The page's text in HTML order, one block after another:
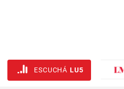
ESCUCHÁ LU5